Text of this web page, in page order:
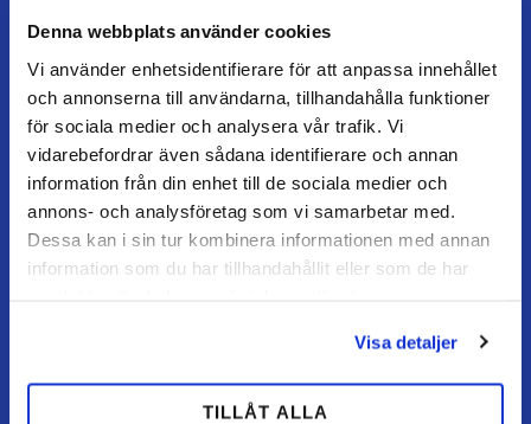
Denna webbplats använder cookies
Vi använder enhetsidentifierare för att anpassa innehållet
och annonserna till användarna, tillhandahålla funktioner
för sociala medier och analysera vår trafik. Vi
vidarebefordrar även sådana identifierare och annan
information från din enhet till de sociala medier och
annons- och analysföretag som vi samarbetar med.
Dessa kan i sin tur kombinera informationen med annan
information som du har tillhandahållit eller som de har
Visa detaljer
TILLÅT ALLA
Vores gårdbutik
Alutorp, Frestensfällevägen 64
26996 Båstad
Åbningstider
Mandag–torsdag: 07–16
Fredag / dag før helligdag: 07–15
Mine sider